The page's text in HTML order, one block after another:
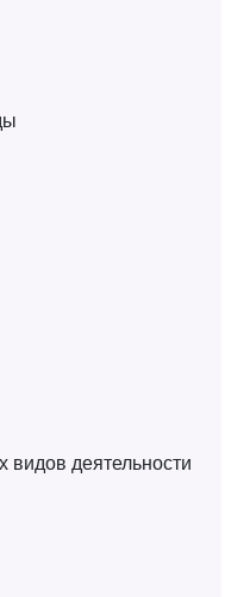
видов деятельности